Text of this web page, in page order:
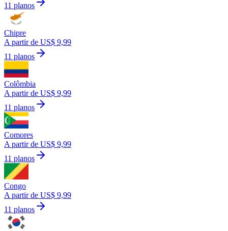
11 planos
Chipre
A partir de US$ 9,99
11 planos
Colômbia
A partir de US$ 9,99
11 planos
Comores
A partir de US$ 9,99
11 planos
Congo
A partir de US$ 9,99
11 planos